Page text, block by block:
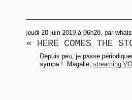
jeudi 20 juin 2019 à 06h28, par
« HERE COMES THE
Depuis peu, je passe
sympa !. Magalie, streaming